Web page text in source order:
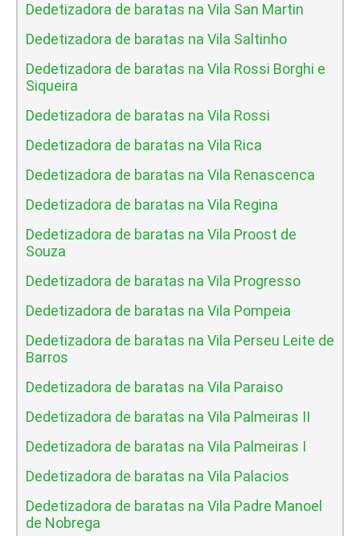
Dedetizadora de baratas na Vila San Martin
Dedetizadora de baratas na Vila Saltinho
Dedetizadora de baratas na Vila Rossi Borghi e
Siqueira
Dedetizadora de baratas na Vila Rossi
Dedetizadora de baratas na Vila Rica
Dedetizadora de baratas na Vila Renascenca
Dedetizadora de baratas na Vila Regina
Dedetizadora de baratas na Vila Proost de
Souza
Dedetizadora de baratas na Vila Progresso
Dedetizadora de baratas na Vila Pompeia
Dedetizadora de baratas na Vila Perseu Leite de
Barros
Dedetizadora de baratas na Vila Paraiso
Dedetizadora de baratas na Vila Palmeiras II
Dedetizadora de baratas na Vila Palmeiras I
Dedetizadora de baratas na Vila Palacios
Dedetizadora de baratas na Vila Padre Manoel
de Nobrega